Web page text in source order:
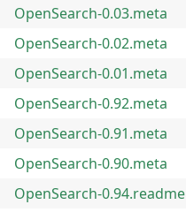
OpenSearch-0.03.meta
OpenSearch-0.02.meta
OpenSearch-0.01.meta
OpenSearch-0.92.meta
OpenSearch-0.91.meta
OpenSearch-0.90.meta
OpenSearch-0.94.readme